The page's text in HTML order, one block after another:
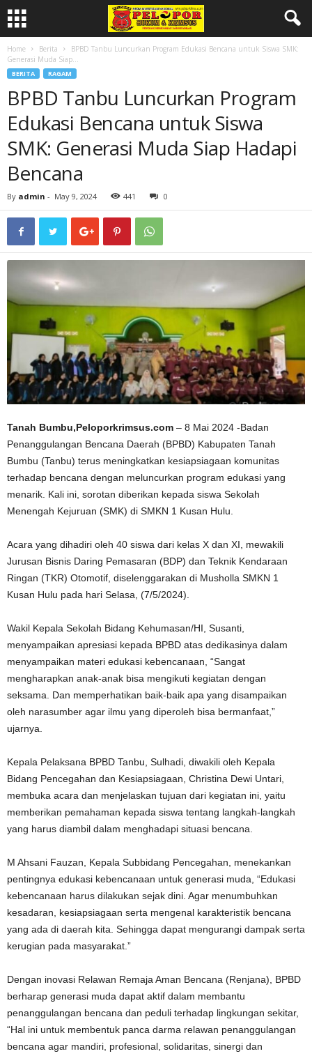
Home Berita
BPBD Tanbu Luncurkan Program Edukasi Bencana untuk Siswa SMK:
Generasi Muda Siap...
BERITA RAGAM
BPBD Tanbu Luncurkan Program
Edukasi Bencana untuk Siswa
SMK: Generasi Muda Siap Hadapi
Bencana
By admin - May 9, 2024 441 0
Tanah Bumbu,Peloporkrimsus.com – 8 Mai 2024 -Badan
Penanggulangan Bencana Daerah (BPBD) Kabupaten Tanah
Bumbu (Tanbu) terus meningkatkan kesiapsiagaan komunitas
terhadap bencana dengan meluncurkan program edukasi yang
menarik. Kali ini, sorotan diberikan kepada siswa Sekolah
Menengah Kejuruan (SMK) di SMKN 1 Kusan Hulu.
Acara yang dihadiri oleh 40 siswa dari kelas X dan XI, mewakili
Jurusan Bisnis Daring Pemasaran (BDP) dan Teknik Kendaraan
Ringan (TKR) Otomotif, diselenggarakan di Musholla SMKN 1
Kusan Hulu pada hari Selasa, (7/5/2024).
Wakil Kepala Sekolah Bidang Kehumasan/HI, Susanti,
menyampaikan apresiasi kepada BPBD atas dedikasinya dalam
menyampaikan materi edukasi kebencanaan, “Sangat
mengharapkan anak-anak bisa mengikuti kegiatan dengan
seksama. Dan memperhatikan baik-baik apa yang disampaikan
oleh narasumber agar ilmu yang diperoleh bisa bermanfaat,”
ujarnya.
Kepala Pelaksana BPBD Tanbu, Sulhadi, diwakili oleh Kepala
Bidang Pencegahan dan Kesiapsiagaan, Christina Dewi Untari,
membuka acara dan menjelaskan tujuan dari kegiatan ini, yaitu
memberikan pemahaman kepada siswa tentang langkah-langkah
yang harus diambil dalam menghadapi situasi bencana.
M Ahsani Fauzan, Kepala Subbidang Pencegahan, menekankan
pentingnya edukasi kebencanaan untuk generasi muda, “Edukasi
kebencanaan harus dilakukan sejak dini. Agar menumbuhkan
kesadaran, kesiapsiagaan serta mengenal karakteristik bencana
yang ada di daerah kita. Sehingga dapat mengurangi dampak serta
kerugian pada masyarakat.”
Dengan inovasi Relawan Remaja Aman Bencana (Renjana), BPBD
berharap generasi muda dapat aktif dalam membantu
penanggulangan bencana dan peduli terhadap lingkungan sekitar,
“Hal ini untuk membentuk panca darma relawan penanggulangan
bencana agar mandiri, profesional, solidaritas, sinergi dan